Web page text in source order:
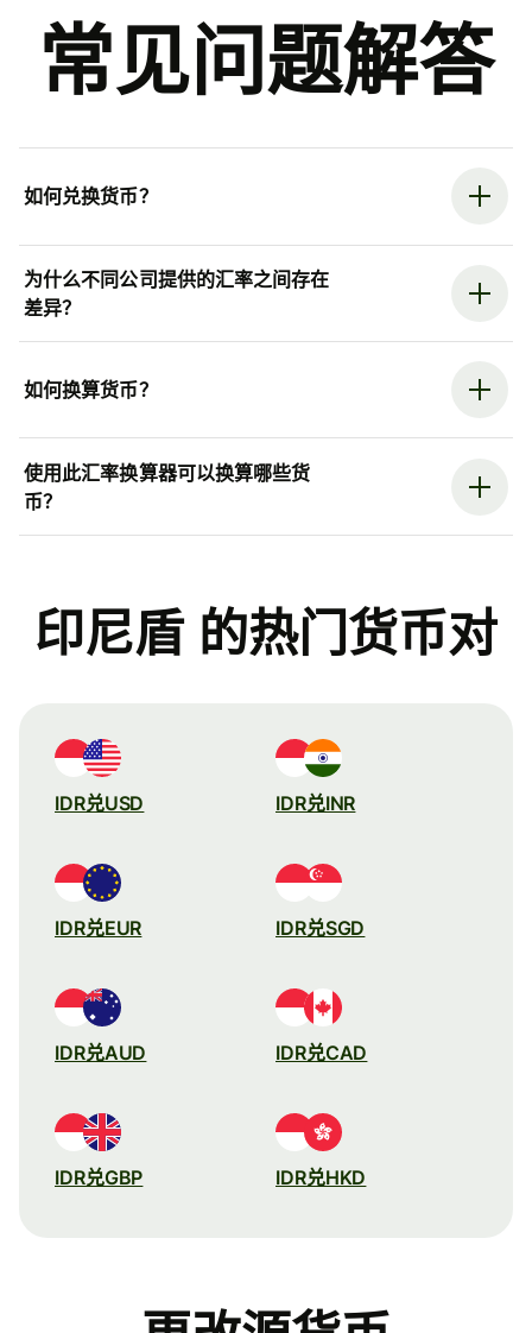
常见问题解答
如何兑换货币？
为什么不同公司提供的汇率之间存在
差异？
如何换算货币？
使用此汇率换算器可以换算哪些货
币？
印尼盾 的热门货币对
IDR兑USD IDR兑INR
IDR兑EUR IDR兑SGD
IDR兑AUD IDR兑CAD
IDR兑GBP IDR兑HKD